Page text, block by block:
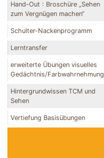
Hand-Out : Broschüre „Sehen
zum Vergnügen machen“
Schulter-Nackenprogramm
Lerntransfer
erweiterte Übungen visuelles
Gedächtnis/Farbwahrnehmung
Hintergrundwissen TCM und
Sehen
Vertiefung Basisübungen